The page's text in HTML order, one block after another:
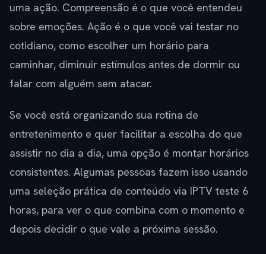
uma ação. Compreensão é o que você entendeu
sobre emoções. Ação é o que você vai testar no
cotidiano, como escolher um horário para
caminhar, diminuir estímulos antes de dormir ou
falar com alguém sem atacar.
Se você está organizando sua rotina de
entretenimento e quer facilitar a escolha do que
assistir no dia a dia, uma opção é montar horários
consistentes. Algumas pessoas fazem isso usando
uma seleção prática de conteúdo via IPTV teste 6
horas, para ver o que combina com o momento e
depois decidir o que vale a próxima sessão.